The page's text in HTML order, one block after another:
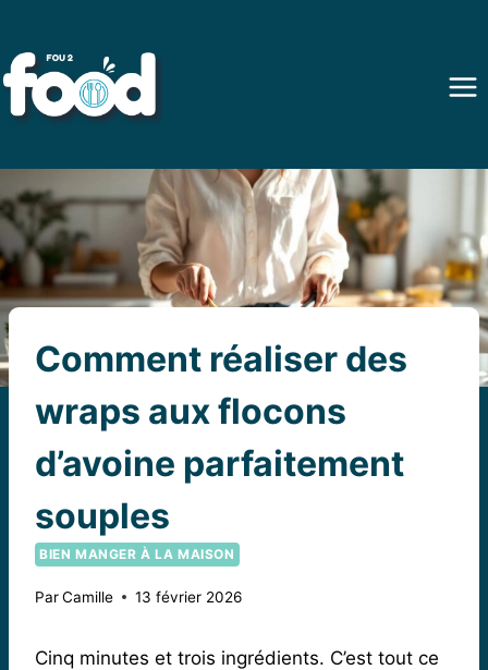
contenu
Comment réaliser des
wraps aux flocons
d’avoine parfaitement
souples
BIEN MANGER À LA MAISON
ParCamille 13 février 2026
Cinq minutes et trois ingrédients. C’est tout ce